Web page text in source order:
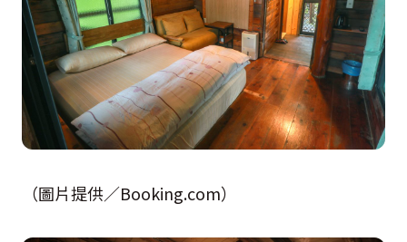
（圖片提供／Booking.com）